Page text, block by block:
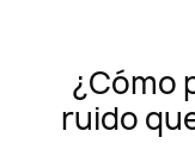
¿Cómo
ruido